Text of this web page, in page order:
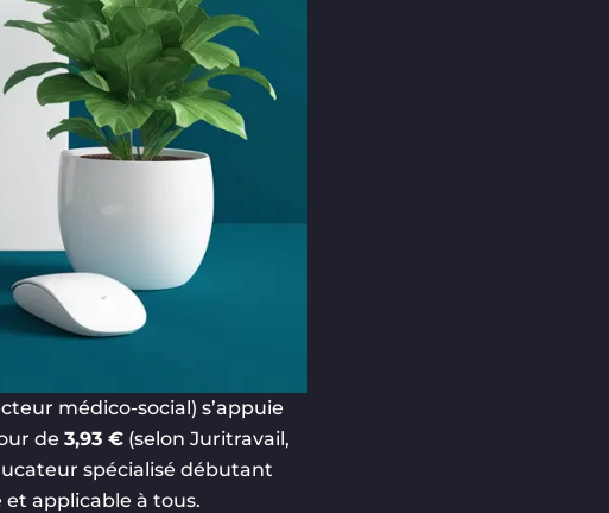
médico-social) s’appuie
de 3,93 € (selon Juritravail,
spécialisé débutant
et applicable à tous.